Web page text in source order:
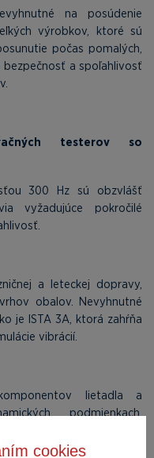
cookies
na posúdenie
výrobkov, ktoré sú
počas pomalých,
bezpečnosť a spoľahlivosť
testerov so
300 Hz sú obzvlášť
vyžadujúce pokročilé
a leteckej dopravy,
obalov. Nevyhnutné
je ISTA 3A, ktorá zahŕňa
vibrácií.
lietadla a
podmienkach.
vysokofrekvenčným